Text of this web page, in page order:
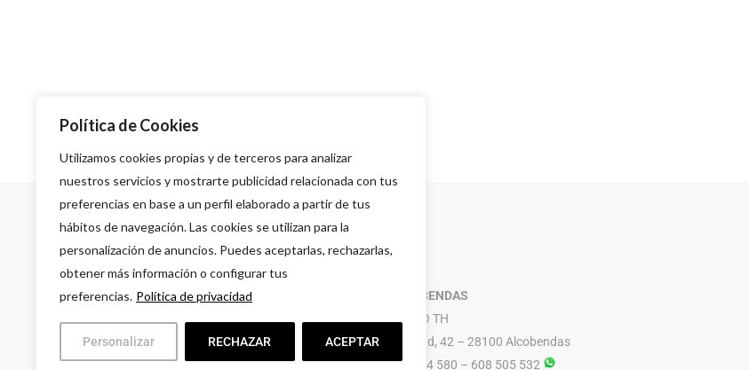
Política de Cookies
Utilizamos cookies propias y de terceros para analizar
nuestros servicios y mostrarte publicidad relacionada con tus
preferencias en base a un perfil elaborado a partir de tus
hábitos de navegación. Las cookies se utilizan para la
personalización de anuncios. Puedes aceptarlas, rechazarlas,
obtener más información o configurar tus
preferencias. Política de privacidad
Personalizar RECHAZAR ACEPTAR
ALCOBENDAS
GRUPO TH
Libertad, 42 – 28100 Alcobendas
916 614 580 – 608 505 532